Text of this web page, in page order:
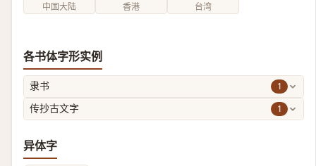
中国大陆 香港 台湾
各书体字形实例
隶书 1
传抄古文字 1
异体字